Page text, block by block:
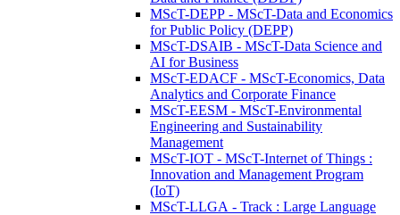
MScT-DEPP - MScT-Data and Economics
for Public Policy (DEPP)
MScT-DSAIB - MScT-Data Science and
AI for Business
MScT-EDACF - MScT-Economics, Data
Analytics and Corporate Finance
MScT-EESM - MScT-Environmental
Engineering and Sustainability
Management
MScT-IOT - MScT-Internet of Things :
Innovation and Management Program
(IoT)
MScT-LLGA - Track : Large Language